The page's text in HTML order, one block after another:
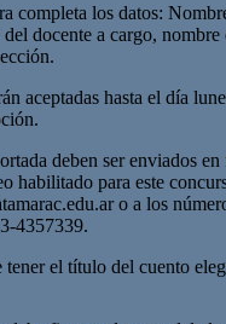
completa los datos:
docente a cargo,
aceptadas hasta el día
deben ser enviados
habilitado para este
o a los
4357339.
tener el título del cuento